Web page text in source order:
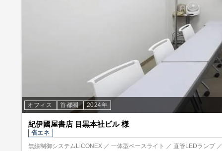
オフィス 首都圏 2024年
紀伊國屋書店 目黒本社ビル 様
省エネ
無線制御システムLiCONEX ／ 一体型ベースライト ／ 直管LEDランプ